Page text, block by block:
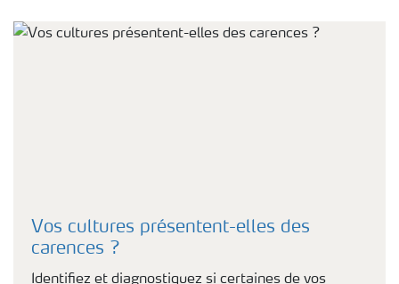
Vos cultures présentent-elles des
carences ?
Identifiez et diagnostiquez si certaines de vos